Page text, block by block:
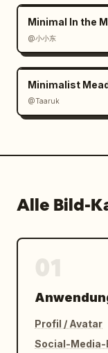
Minimal In the
@小小东
Minimalist
@Taaruk
Alle Bild-
Profil / Avatar
Social-Media-